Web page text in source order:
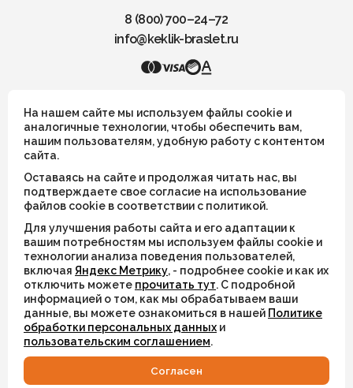
ИЗБРАННОЕ
8 (800) 700–24–72
info@keklik-braslet.ru
Все украшения носят символический смысл и не имеют
целительных или иных магических свойств
ИП Шахрай Светлана Михайловна
ИНН 263500194811
ОГРН 305263515900181
© 2026
Разработка сайтаWEBELEMENT
На нашем сайте мы используем файлы cookie и
аналогичные технологии, чтобы обеспечить вам,
нашим пользователям, удобную работу с контентом
сайта.
Оставаясь на сайте и продолжая читать нас, вы
подтверждаете свое согласие на использование
файлов cookie в соответствии с политикой.
Для улучшения работы сайта и его адаптации к
вашим потребностям мы используем файлы cookie и
технологии анализа поведения пользователей,
включая Яндекс Метрику, - подробнее cookie и как их
отключить можете прочитать тут. С подробной
информацией о том, как мы обрабатываем ваши
данные, вы можете ознакомиться в нашей Политике
обработки персональных данных и
пользовательским соглашением.
Cогласен